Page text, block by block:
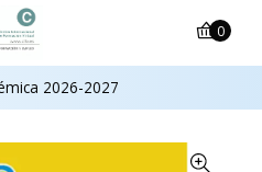
2026-2027
0